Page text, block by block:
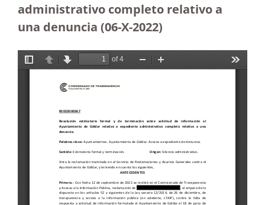
administrativo completo relativo a
una denuncia (06-X-2022)